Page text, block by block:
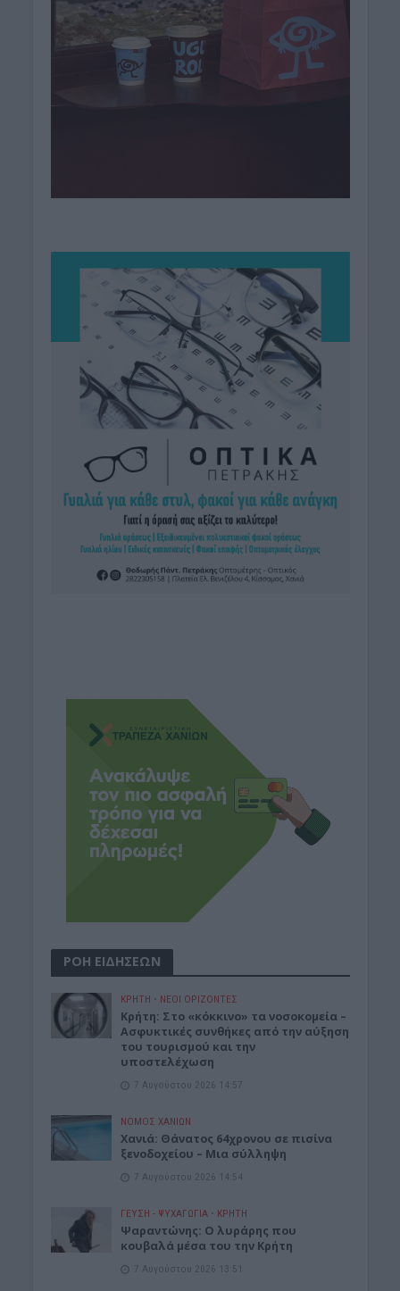
ΡΟΗ ΕΙΔΗΣΕΩΝ
ΚΡΗΤΗ • ΝΕΟΙ ΟΡΙΖΟΝΤΕΣ
Κρήτη: Στο «κόκκινο» τα νοσοκομεία –
Ασφυκτικές συνθήκες από την αύξηση
του τουρισμού και την
υποστελέχωση
7 Αυγούστου 2026 14:57
ΝΟΜΌΣ ΧΑΝΊΩΝ
Χανιά: Θάνατος 64χρονου σε πισίνα
ξενοδοχείου – Μια σύλληψη
7 Αυγούστου 2026 14:54
ΓΕΎΣΗ - ΨΥΧΑΓΩΓΊΑ • ΚΡΗΤΗ
Ψαραντώνης: Ο λυράρης που
κουβαλά μέσα του την Κρήτη
7 Αυγούστου 2026 13:51